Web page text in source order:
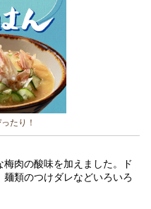
たり！
肉の酸味を加えました。ド
類のつけダレなどいろいろ